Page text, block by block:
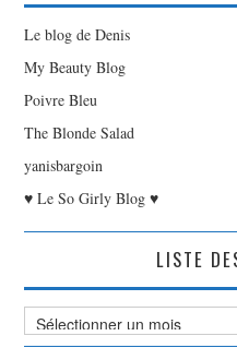
Le blog de Denis
My Beauty Blog
Poivre Bleu
The Blonde Salad
yanisbargoin
♥ Le So Girly Blog ♥
LISTE
Liste
des